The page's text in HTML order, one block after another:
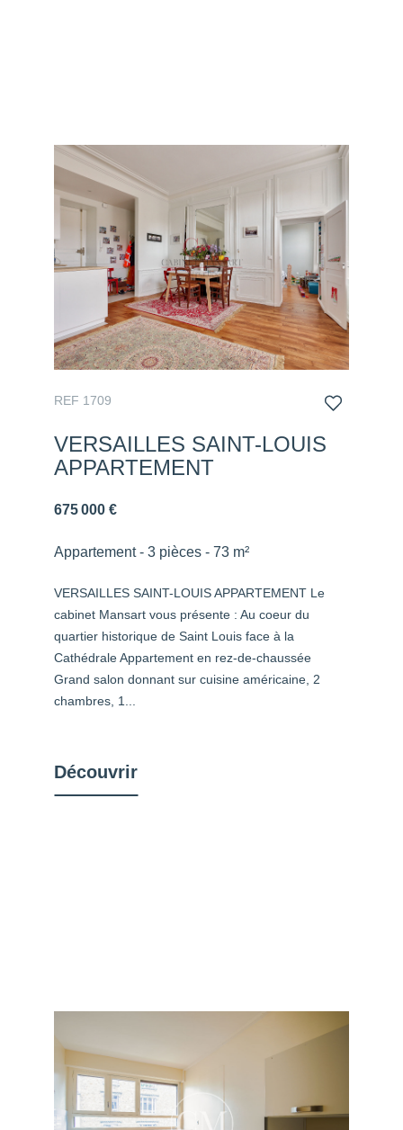
REF 1709
VERSAILLES SAINT-LOUIS
APPARTEMENT
675 000 €
Appartement - 3 pièces - 73 m²
VERSAILLES SAINT-LOUIS APPARTEMENT Le
cabinet Mansart vous présente : Au coeur du
quartier historique de Saint Louis face à la
Cathédrale Appartement en rez-de-chaussée
Grand salon donnant sur cuisine américaine, 2
chambres, 1...
Découvrir